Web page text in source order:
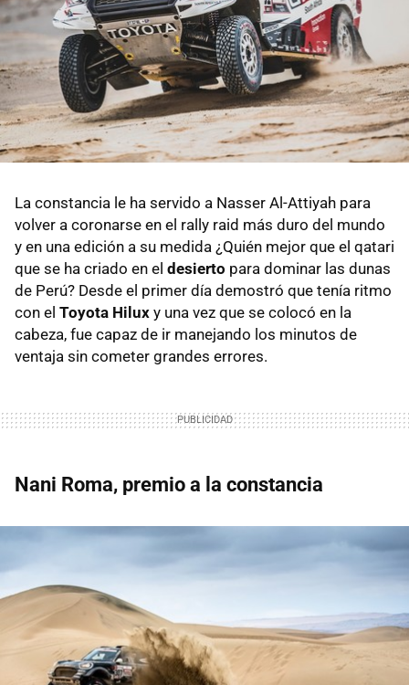
La constancia le ha servido a Nasser Al-Attiyah para
volver a coronarse en el rally raid más duro del mundo
y en una edición a su medida ¿Quién mejor que el qatari
que se ha criado en el desierto para dominar las dunas
de Perú? Desde el primer día demostró que tenía ritmo
con el Toyota Hilux y una vez que se colocó en la
cabeza, fue capaz de ir manejando los minutos de
ventaja sin cometer grandes errores.
Nani Roma, premio a la constancia